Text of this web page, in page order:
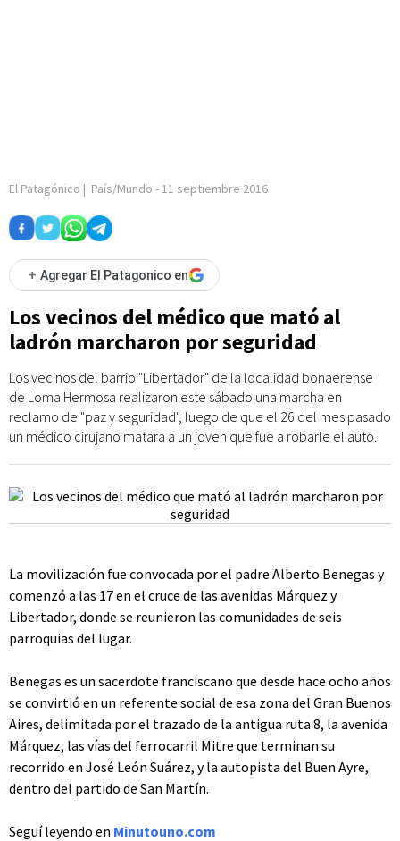
El Patagónico | País/Mundo - 11 septiembre 2016
+ Agregar El Patagonico en
Los vecinos del médico que mató al
ladrón marcharon por seguridad
Los vecinos del barrio "Libertador" de la localidad bonaerense
de Loma Hermosa realizaron este sábado una marcha en
reclamo de "paz y seguridad", luego de que el 26 del mes pasado
un médico cirujano matara a un joven que fue a robarle el auto.
La movilización fue convocada por el padre Alberto Benegas y
comenzó a las 17 en el cruce de las avenidas Márquez y
Libertador, donde se reunieron las comunidades de seis
parroquias del lugar.
Benegas es un sacerdote franciscano que desde hace ocho años
se convirtió en un referente social de esa zona del Gran Buenos
Aires, delimitada por el trazado de la antigua ruta 8, la avenida
Márquez, las vías del ferrocarril Mitre que terminan su
recorrido en José León Suárez, y la autopista del Buen Ayre,
dentro del partido de San Martín.
Seguí leyendo en Minutouno.com